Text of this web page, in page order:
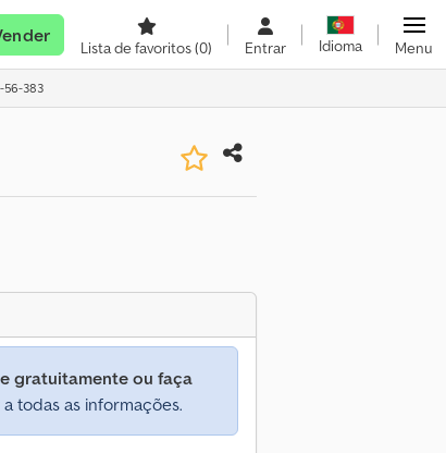
Lista de favoritos(0) Entrar Idioma Menu
56-383
gratuitamente ou faça
todas as informações.